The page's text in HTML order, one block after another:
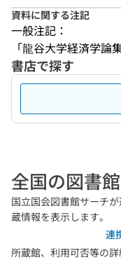
資料に関する注記
一般注記：
「龍谷大学経済学
書店で探す
全国の図書
国立国会図書館サーチ
蔵情報を表示します。
連
所蔵館、利用可否等の